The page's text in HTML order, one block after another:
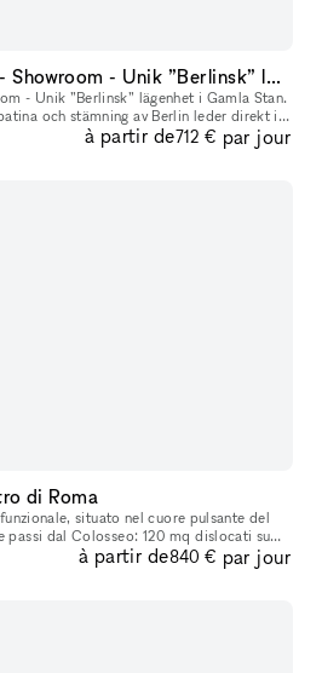
The Apartment 1026 - Showroom - Unik ”Berlinsk” lägenhet i Gamla Stan.
och stämning av Berlin leder direkt in
showroom. Interiör / konst ingår i hyran men
à partir de712 € par jour
di Roma
situato nel cuore pulsante del
passi dal Colosseo: 120 mq dislocati su
delle strade centrali pi
à partir de840 € par jour